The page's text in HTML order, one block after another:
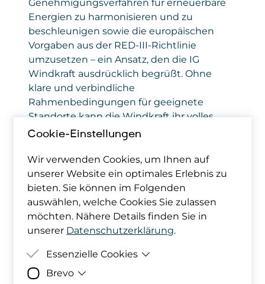
Genehmigungsverfahren für erneuerbare
Energien zu harmonisieren und zu
beschleunigen sowie die europäischen
Vorgaben aus der RED-III-Richtlinie
umzusetzen – ein Ansatz, den die IG
Windkraft ausdrücklich begrüßt. Ohne
klare und verbindliche
Rahmenbedingungen für geeignete
Standorte kann die Windkraft ihr volles
Potenzial zur Sicherung der
Insbesondere angesichts der aktuellen
energiepolitischen Unsicherheiten ist diese
mangelnde Ausweisung von klaren
Windkraft-Zonen, wo gut geprüfte, aber
dennoch zügig umsetzbare „Express-
Verfahren“ möglich werden, wesentlicher
Erste Schritte in Richtung
Cookie-Einstellungen
Wir verwenden Cookies, um Ihnen auf
unserer Website ein optimales Erlebnis zu
bieten. Sie können im Folgenden
auswählen, welche Cookies Sie zulassen
möchten. Nähere Details finden Sie in
unserer Datenschutzerklärung.
Essenzielle Cookies
Zweck
Brevo